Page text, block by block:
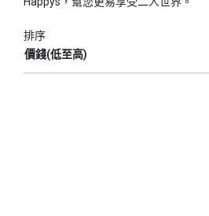
價錢(低至高)
排序